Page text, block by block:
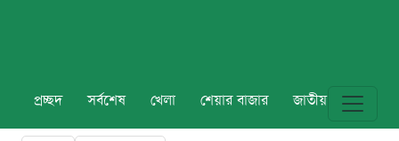
প্রচ্ছদ সর্বশেষ খেলা শেয়ার বাজার জাতীয় বিশ্ব